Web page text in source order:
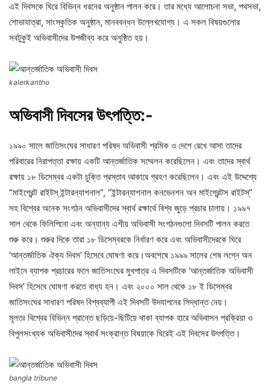
এই দিবসকে ঘিরে বিভিন্ন ধরনের অনুষ্ঠান পালন করে। তার মধ্যে আলোচনা সভা, পথসভা,
শোভাযাত্রা, সাংস্কৃতিক অনুষ্ঠান, মানববন্ধন উল্লেখযোগ্য। এ সকল বিষয়গুলোর
সবটুকুই অভিবাসীদের উপজীব্য করে অনুষ্ঠিত হয়।
kalerkantho
অভিবাসী দিবসের উৎপত্তি:-
১৯৯০ সালে জাতিসংঘের সাধারণ পরিষদ অভিবাসী শ্রমিক ও দেশে রেখে আসা তাদের
পরিবারের নিরাপত্তা রক্ষায় একটি আন্তর্জাতিক সম্মেলন করেছিলেন। এবং তাদের স্বার্থ
রক্ষায় ১৮ ডিসেম্বর একটা চুক্তি প্রস্তাব আকারে গ্রহণ করেছিলেন। এবং এই উদ্দেশ্যে
“মাইগ্রেন্ট রাইটস্‌ ইন্টারন্যাশনাল”, “ইন্টারন্যাশনাল কনভেনশন অন মাইগ্রেন্টস রাইটস্‌”
সহ বিশ্বের অনেক সংগঠন অভিবাসীদের স্বার্থ রক্ষার্থে বিশ্ব জুড়ে প্রচার চালায়। ১৯৯৭
সাল থেকে ফিলিপিনো এবং অন্যান্য এশীয় অভিবাসী সংগঠনগুলো দিবসটি পালন করতে
শুরু করে। শুরুর দিকে তারা ১৮ ডিসেম্বরকে নির্ধারণ করে এবং অভিবাসীদেরকে ঘিরে
‘আন্তর্জাতিক ঐক্য দিবস’ হিসেবে ঘোষণা করে।অবশেষে ১৯৯৯ সালের শেষ লগ্নে অন
লাইনে ব্যাপক প্রচারের ফলে জাতিসংঘের মুখপাত্র এ দিবসটিকে ‘আন্তর্জাতিক অভিবাসী
দিবস’ হিসেবে ঘোষণা করতে বাধ্য হন। এবং ২০০০ সাল থেকে ১৮ ই ডিসেম্বর
জাতিসংঘের সাধারণ পরিষদ বিশ্বব্যাপী এই দিবসটি উদযাপনের সিদ্ধান্ত নেয়।
মূলতঃ বিশ্বের বিভিন্ন প্রান্তে ছড়িয়ে-ছিটিয়ে থাকা ব্যাপক হারে অভিবাসন প্রক্রিয়া ও
বিপুলসংখ্যক অভিবাসীদের স্বার্থ সংক্রান্ত বিষয়াকে ঘিরেই এই দিবসের উৎপত্তি।
bangla tribune